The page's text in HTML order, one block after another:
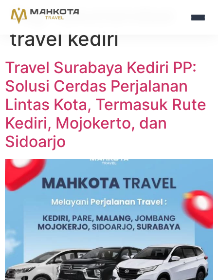
Tag:rekomendasi
travel kediri
Travel Surabaya Kediri PP:
Solusi Cerdas Perjalanan
Lintas Kota, Termasuk Rute
Kediri, Mojokerto, dan
Sidoarjo